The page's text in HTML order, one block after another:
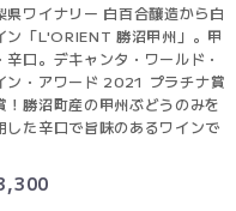
県ワイナリー 白百合醸造から白
ン「L'ORIENT 勝沼甲州」。甲
辛口。デキャンタ・ワールド・
ン・アワード 2021 プラチナ賞
！勝沼町産の甲州ぶどうのみを
した辛口で旨味のあるワインで